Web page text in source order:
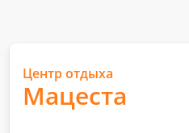
Центр отдыха
Мацеста